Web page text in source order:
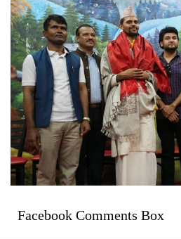
Facebook Comments Box